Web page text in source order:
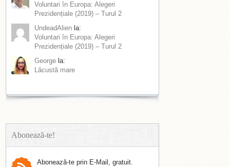
Voluntari în Europa: Alegeri
Prezidențiale (2019) – Turul 2
UndeadAlien la:
Voluntari în Europa: Alegeri
Prezidențiale (2019) – Turul 2
George la:
Lăcustă mare
Abonează-te!
Abonează-te prin E-Mail, gratuit.